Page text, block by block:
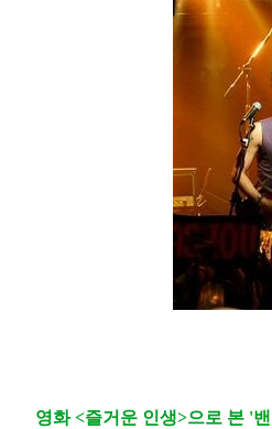
영화 <즐거운 인생>으로 본 '